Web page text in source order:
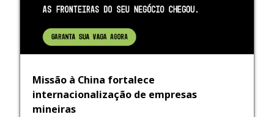
Missão à China fortalece
internacionalização de empresas
mineiras